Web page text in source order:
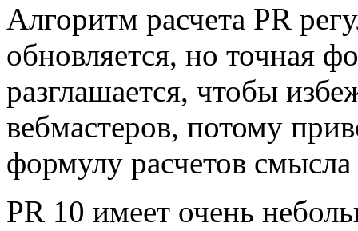
Алгоритм расчета PR
обновляется, но точная
разглашается, чтобы
вебмастеров, потому
формулу расчетов смысла
PR 10 имеет очень